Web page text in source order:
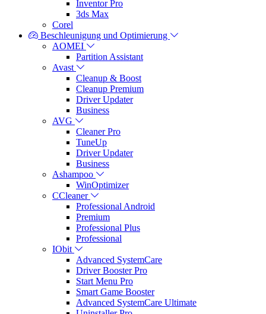
Inventor Pro
3ds Max
Corel
Beschleunigung und Optimierung
AOMEI
Partition Assistant
Avast
Cleanup & Boost
Cleanup Premium
Driver Updater
Business
AVG
Cleaner Pro
TuneUp
Driver Updater
Business
Ashampoo
WinOptimizer
CCleaner
Professional Android
Premium
Professional Plus
Professional
IObit
Advanced SystemCare
Driver Booster Pro
Start Menu Pro
Smart Game Booster
Advanced SystemCare Ultimate